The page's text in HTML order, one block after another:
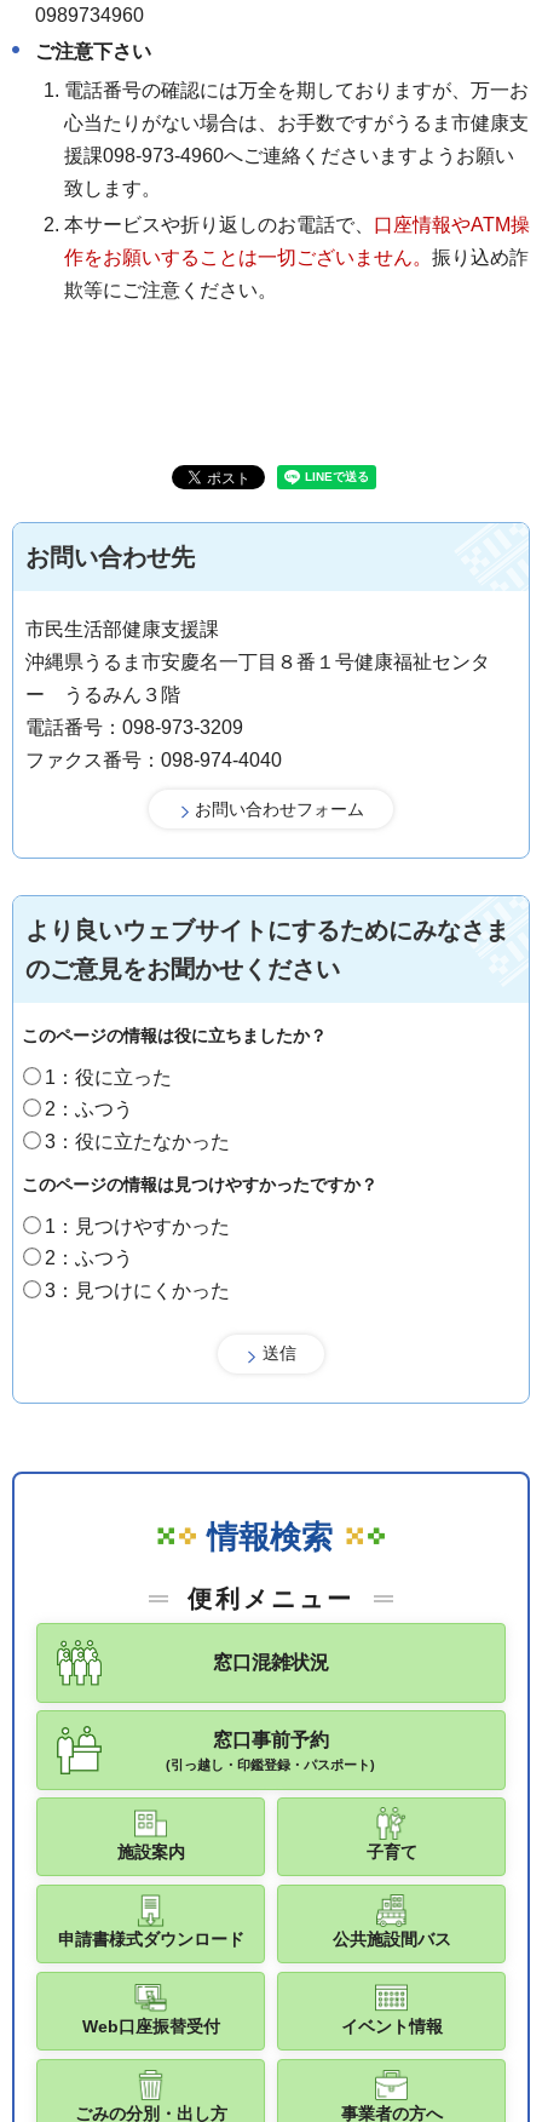
0989734960
ご注意下さい
電話番号の確認には万全を期しておりますが、万一お
心当たりがない場合は、お手数ですがうるま市健康支
援課098-973-4960へご連絡くださいますようお願い
致します。
本サービスや折り返しのお電話で、 口座情報やATM操
作をお願いすることは一切ございません。 振り込め詐
欺等にご注意ください。
お問い合わせ先
市民生活部健康支援課
沖縄県うるま市安慶名一丁目８番１号健康福祉センタ
ー うるみん３階
電話番号：098-973-3209
ファクス番号：098-974-4040
より良いウェブサイトにするためにみなさま
のご意見をお聞かせください
このページの情報は役に立ちましたか？
1：役に立った
2：ふつう
3：役に立たなかった
このページの情報は見つけやすかったですか？
1：見つけやすかった
2：ふつう
3：見つけにくかった
情報検索
便利メニュー
窓口混雑状況
窓口事前予約
(引っ越し・印鑑登録・パスポート)
施設案内 子育て
申請書様式ダウンロード 公共施設間バス
Web口座振替受付 イベント情報
ごみの分別・出し方 事業者の方へ